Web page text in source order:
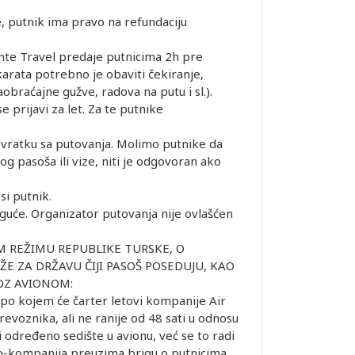
putnik ima pravo na refundaciju
Travel predaje putnicima 2h pre
potrebno je obaviti čekiranje,
gužve, radova na putu i sl.).
prijavi za let. Za te putnike
sa putovanja. Molimo putnike da
pasoša ili vize, niti je odgovoran ako
putnik.
Organizator putovanja nije ovlašćen
REŽIMU REPUBLIKE TURSKE, O
DRŽAVU ČIJI PASOŠ POSEDUJU, KAO
AVIONOM:
kojem će čarter letovi kompanije Air
ali ne ranije od 48 sati u odnosu
sedište u avionu, već se to radi